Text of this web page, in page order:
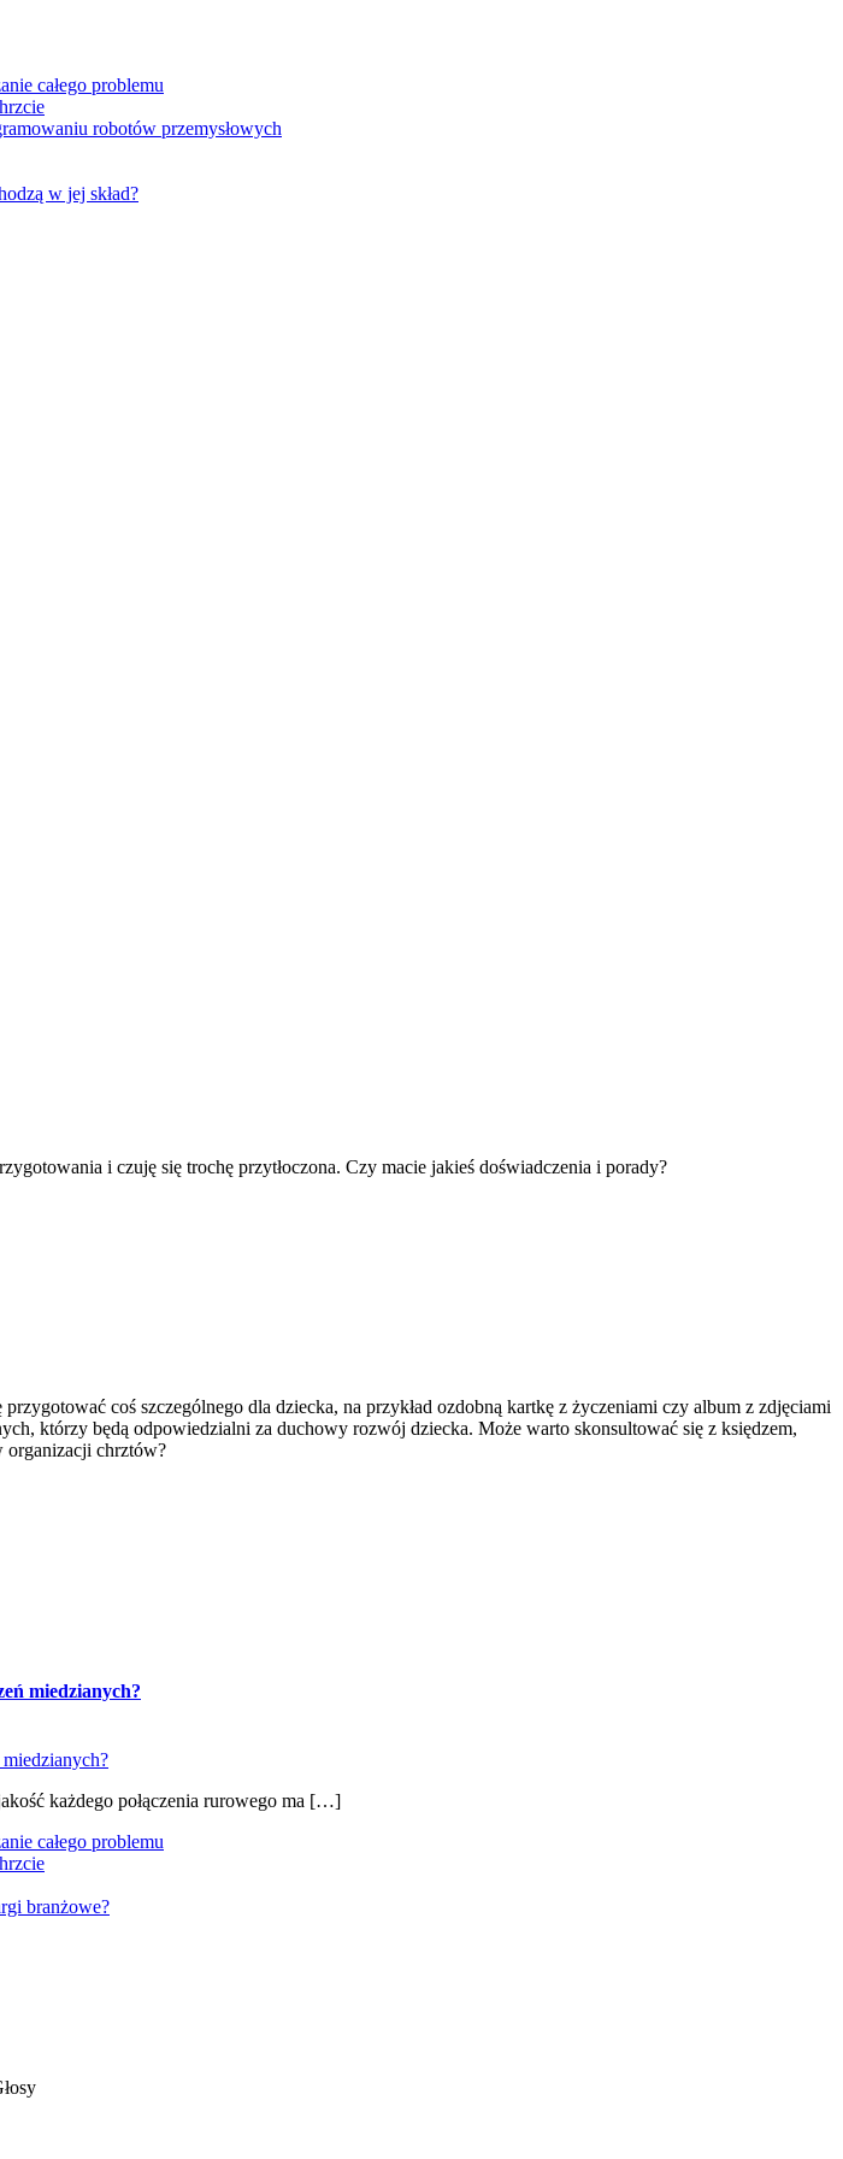
całego problemu
robotów przemysłowych
w jej skład?
i czuję się trochę przytłoczona. Czy macie jakieś doświadczenia i porady?
coś szczególnego dla dziecka, na przykład ozdobną kartkę z życzeniami czy album z zdjęciami
którzy będą odpowiedzialni za duchowy rozwój dziecka. Może warto skonsultować się z księdzem,
organizacji chrztów?
miedzianych?
każdego połączenia rurowego ma […]
całego problemu
branżowe?